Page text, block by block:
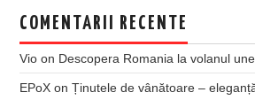
COMENTARII RECENTE
Vio on Descopera Romania la volanul
EPoX onȚinutele de vânătoare –